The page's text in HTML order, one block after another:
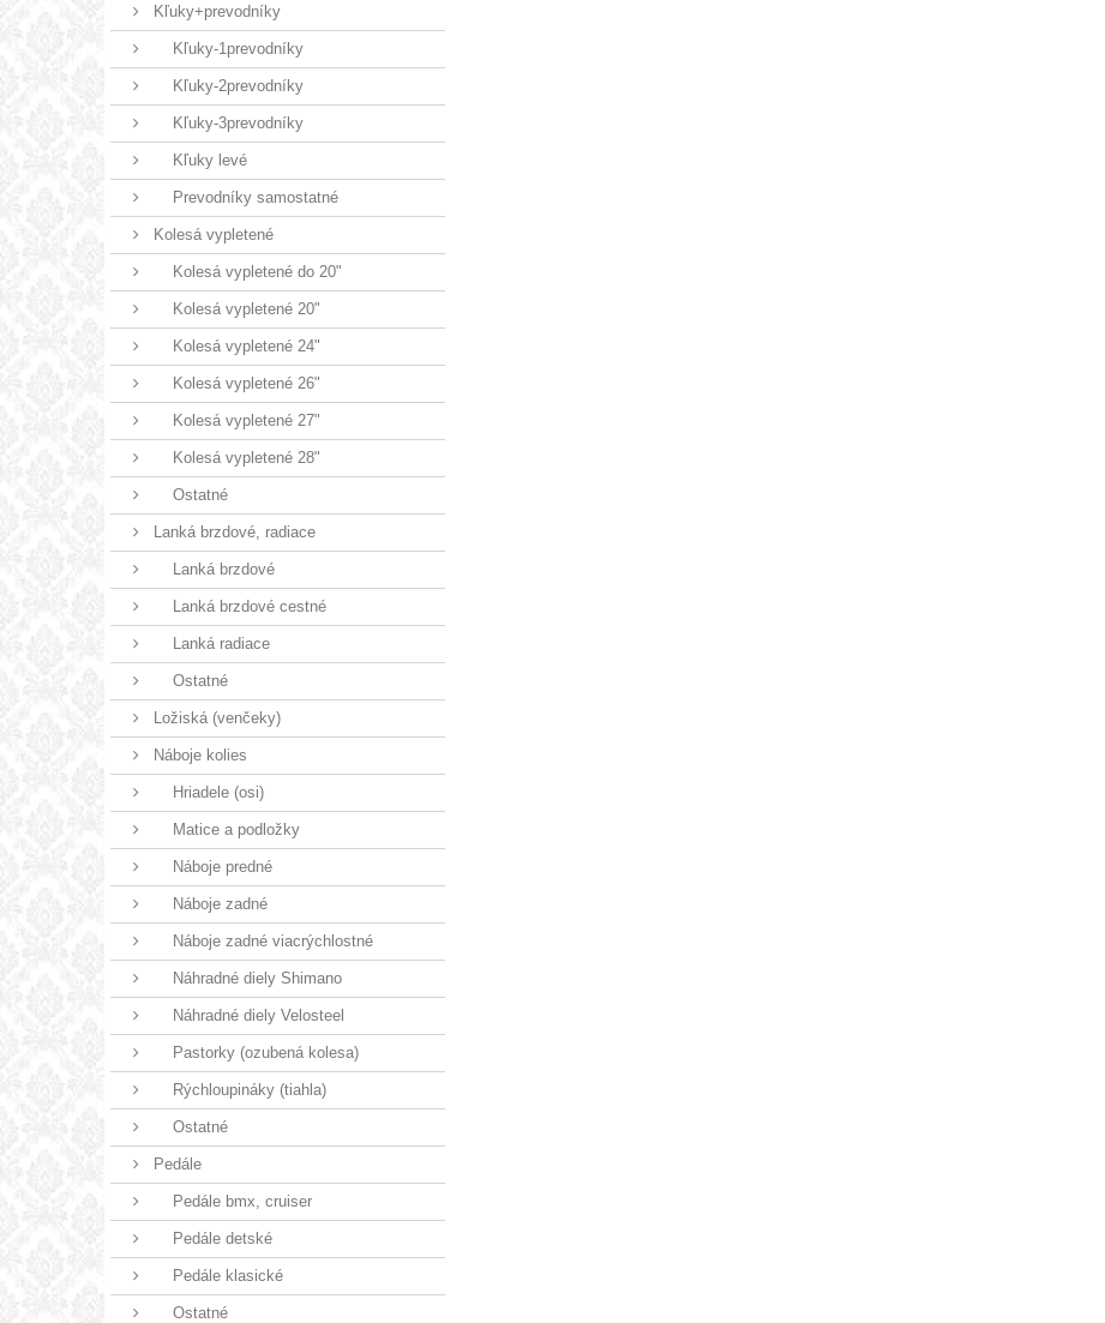
Kľuky+prevodníky
Kľuky-1prevodníky
Kľuky-2prevodníky
Kľuky-3prevodníky
Kľuky levé
Prevodníky samostatné
Kolesá vypletené
Kolesá vypletené do 20"
Kolesá vypletené 20"
Kolesá vypletené 24"
Kolesá vypletené 26"
Kolesá vypletené 27"
Kolesá vypletené 28"
Ostatné
Lanká brzdové, radiace
Lanká brzdové
Lanká brzdové cestné
Lanká radiace
Ostatné
Ložiská (venčeky)
Náboje kolies
Hriadele (osi)
Matice a podložky
Náboje predné
Náboje zadné
Náboje zadné viacrýchlostné
Náhradné diely Shimano
Náhradné diely Velosteel
Pastorky (ozubená kolesa)
Rýchloupináky (tiahla)
Ostatné
Pedále
Pedále bmx, cruiser
Pedále detské
Pedále klasické
Ostatné